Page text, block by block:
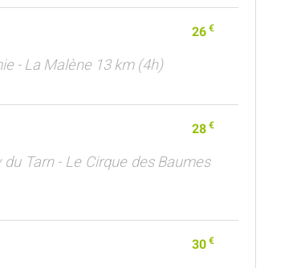
26 €
- La Malène 13 km (4h)
28 €
du Tarn - Le Cirque des Baumes
30 €